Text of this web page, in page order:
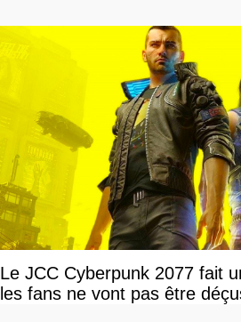
Le JCC Cyberpunk 2077 fait
les fans ne vont pas être